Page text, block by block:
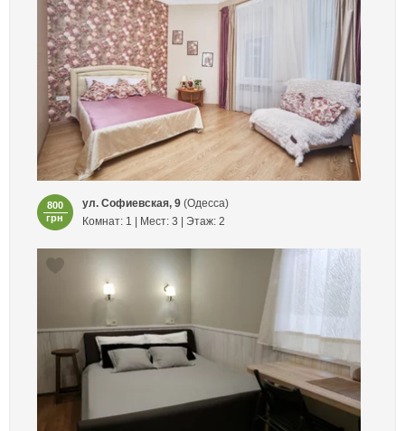
800
грн
ул. Софиевская, 9(Одесса)
Комнат: 1 | Мест: 3 | Этаж: 2